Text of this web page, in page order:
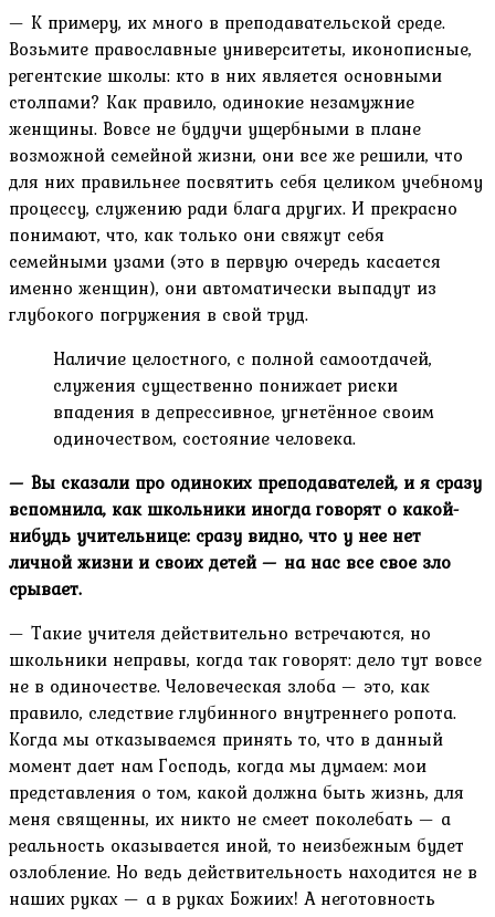
— К примеру, их много в преподавательской среде.
Возьмите православные университеты, иконописные,
регентские школы: кто в них является основными
столпами? Как правило, одинокие незамужние
женщины. Вовсе не будучи ущербными в плане
возможной семейной жизни, они все же решили, что
для них правильнее посвятить себя целиком учебному
процессу, служению ради блага других. И прекрасно
понимают, что, как только они свяжут себя
семейными узами (это в первую очередь касается
именно женщин), они автоматически выпадут из
глубокого погружения в свой труд.
Наличие целостного, с полной самоотдачей,
служения существенно понижает риски
впадения в депрессивное, угнетённое своим
одиночеством, состояние человека.
— Вы сказали про одиноких преподавателей, и я сразу
вспомнила, как школьники иногда говорят о какой-
нибудь учительнице: сразу видно, что у нее нет
личной жизни и своих детей — на нас все свое зло
срывает.
— Такие учителя действительно встречаются, но
школьники неправы, когда так говорят: дело тут вовсе
не в одиночестве. Человеческая злоба — это, как
правило, следствие глубинного внутреннего ропота.
Когда мы отказываемся принять то, что в данный
момент дает нам Господь, когда мы думаем: мои
представления о том, какой должна быть жизнь, для
меня священны, их никто не смеет поколебать — а
реальность оказывается иной, то неизбежным будет
озлобление. Но ведь действительность находится не в
наших руках — а в руках Божиих! А неготовность